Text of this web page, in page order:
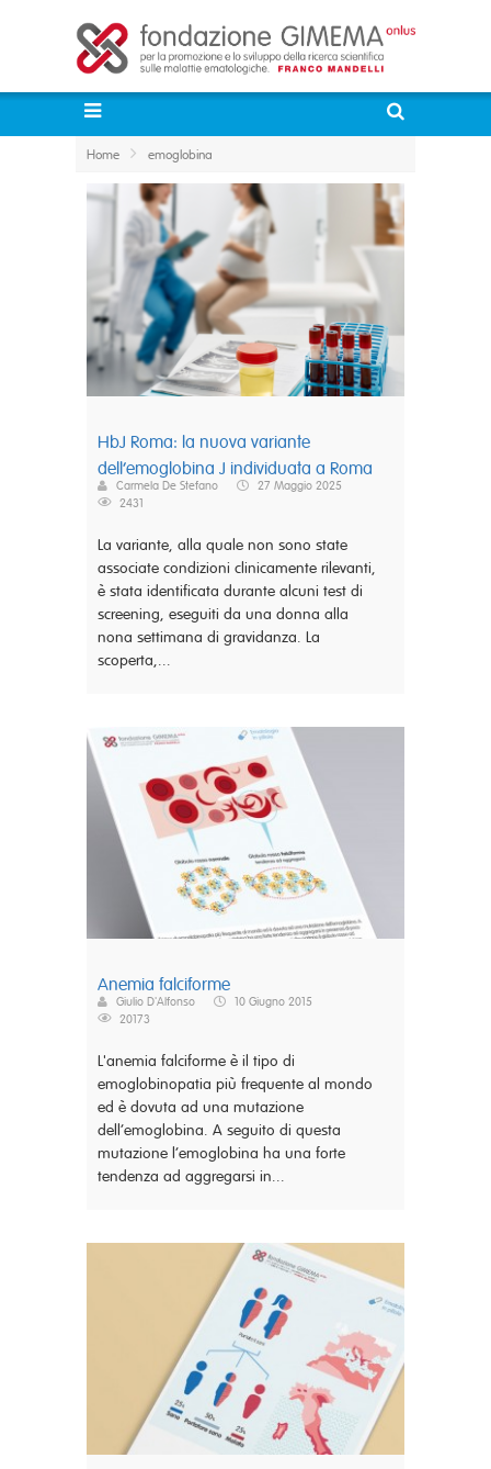
Home emoglobina
HbJ Roma: la nuova variante
dell’emoglobina J individuata a Roma
Carmela De Stefano
27 Maggio 2025
2431
La variante, alla quale non sono state
associate condizioni clinicamente rilevanti,
è stata identificata durante alcuni test di
screening, eseguiti da una donna alla
nona settimana di gravidanza. La
scoperta,...
Anemia falciforme
Giulio D'Alfonso
10 Giugno 2015
20173
L'anemia falciforme è il tipo di
emoglobinopatia più frequente al mondo
ed è dovuta ad una mutazione
dell’emoglobina. A seguito di questa
mutazione l’emoglobina ha una forte
tendenza ad aggregarsi in...